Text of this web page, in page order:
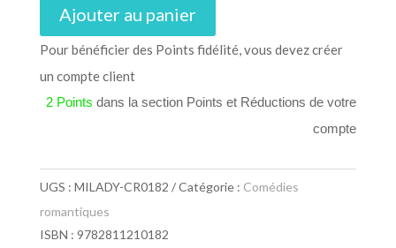
Ajouter au panier
Pour bénéficier des Points fidélité, vous devez créer
un compte client
2 Points dans la section Points et Réductions de votre
compte
UGS : MILADY-CR0182 Catégorie : Comédies
romantiques
ISBN : 9782811210182